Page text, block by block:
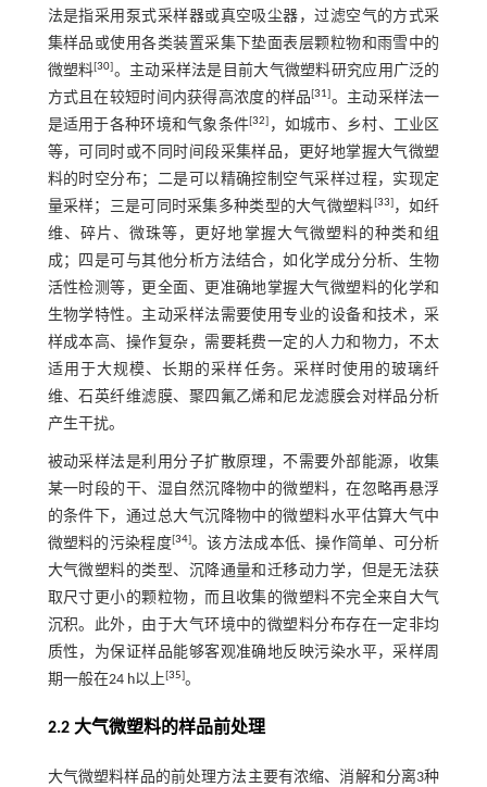
法是指采用泵式采样器或真空吸尘器，过滤空气的方式采
集样品或使用各类装置采集下垫面表层颗粒物和雨雪中的
微塑料[30]。主动采样法是目前大气微塑料研究应用广泛的
方式且在较短时间内获得高浓度的样品[31]。主动采样法一
是适用于各种环境和气象条件[32] ，如城市、乡村、工业区
等，可同时或不同时间段采集样品，更好地掌握大气微塑
料的时空分布；二是可以精确控制空气采样过程，实现定
量采样；三是可同时采集多种类型的大气微塑料[33]，如纤
维、碎片、微珠等，更好地掌握大气微塑料的种类和组
成；四是可与其他分析方法结合，如化学成分分析、生物
活性检测等，更全面、更准确地掌握大气微塑料的化学和
生物学特性。主动采样法需要使用专业的设备和技术，采
样成本高、操作复杂，需要耗费一定的人力和物力，不太
适用于大规模、长期的采样任务。采样时使用的玻璃纤
维、石英纤维滤膜、聚四氟乙烯和尼龙滤膜会对样品分析
产生干扰。
被动采样法是利用分子扩散原理，不需要外部能源，收集
某一时段的干、湿自然沉降物中的微塑料，在忽略再悬浮
的条件下，通过总大气沉降物中的微塑料水平估算大气中
微塑料的污染程度[34]。该方法成本低、操作简单、可分析
大气微塑料的类型、沉降通量和迁移动力学，但是无法获
取尺寸更小的颗粒物，而且收集的微塑料不完全来自大气
沉积。此外，由于大气环境中的微塑料分布存在一定非均
质性，为保证样品能够客观准确地反映污染水平，采样周
期一般在24 h以上[35]。
2.2 大气微塑料的样品前处理
大气微塑料样品的前处理方法主要有浓缩、消解和分离3种